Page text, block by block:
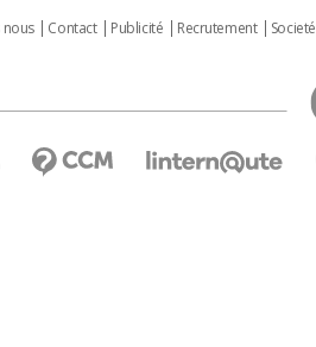
nous Contact Publicité Recrutement Societé